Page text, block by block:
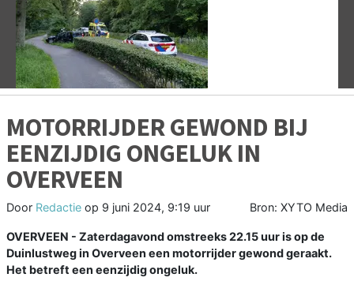
Vorige
MOTORRIJDER GEWOND BIJ
EENZIJDIG ONGELUK IN
OVERVEEN
Door Redactie op 9 juni 2024, 9:19 uur Bron: XYTO Media
OVERVEEN - Zaterdagavond omstreeks 22.15 uur is op de
Duinlustweg in Overveen een motorrijder gewond geraakt.
Het betreft een eenzijdig ongeluk.